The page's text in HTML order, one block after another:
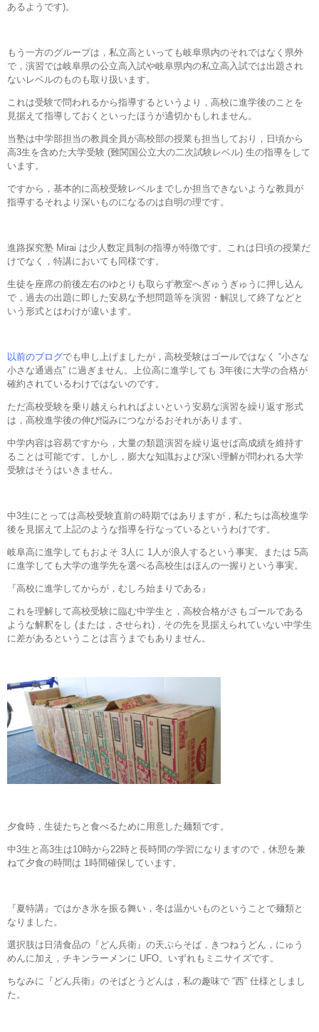
あるようです)。
もう一方のグループは，私立高といっても岐阜県内のそれではなく県外
で，演習では岐阜県の公立高入試や岐阜県内の私立高入試では出題され
ないレベルのものも取り扱います。
これは受験で問われるから指導するというより，高校に進学後のことを
見据えて指導しておくといったほうが適切かもしれません。
当塾は中学部担当の教員全員が高校部の授業も担当しており，日頃から
高3生を含めた大学受験 (難関国公立大の二次試験レベル) 生の指導をして
います。
ですから，基本的に高校受験レベルまでしか担当できないような教員が
指導するそれより深いものになるのは自明の理です。
進路探究塾 Mirai は少人数定員制の指導が特徴です。これは日頃の授業だ
けでなく，特講においても同様です。
生徒を座席の前後左右のゆとりも取らず教室へぎゅうぎゅうに押し込ん
で，過去の出題に即した安易な予想問題等を演習・解説して終了などと
いう形式とはわけが違います。
以前のブログでも申し上げましたが，高校受験はゴールではなく “小さな
小さな通過点” に過ぎません。上位高に進学しても 3年後に大学の合格が
確約されているわけではないのです。
ただ高校受験を乗り越えられればよいという安易な演習を繰り返す形式
は，高校進学後の伸び悩みにつながるおそれがあります。
中学内容は容易ですから，大量の類題演習を繰り返せば高成績を維持す
ることは可能です。しかし，膨大な知識および深い理解が問われる大学
受験はそうはいきません。
中3生にとっては高校受験直前の時期ではありますが，私たちは高校進学
後を見据えて上記のような指導を行なっているというわけです。
岐阜高に進学してもおよそ 3人に 1人が浪人するという事実。または 5高
に進学しても大学の進学先を選べる高校生はほんの一握りという事実。
『高校に進学してからが，むしろ始まりである』
これを理解して高校受験に臨む中学生と，高校合格がさもゴールである
ような解釈をし (または，させられ)，その先を見据えられていない中学生
に差があるということは言うまでもありません。
夕食時，生徒たちと食べるために用意した麺類です。
中3生と高3生は10時から22時と長時間の学習になりますので，休憩を兼
ねて夕食の時間は 1時間確保しています。
『夏特講』ではかき氷を振る舞い，冬は温かいものということで麺類と
なりました。
選択肢は日清食品の『どん兵衛』の天ぷらそば，きつねうどん，にゅう
めんに加え，チキンラーメンに UFO。いずれもミニサイズです。
ちなみに『どん兵衛』のそばとうどんは，私の趣味で “西” 仕様としまし
た。